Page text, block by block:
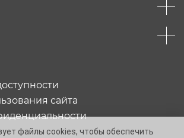
сайта
файлы cookies, чтобы обеспечить